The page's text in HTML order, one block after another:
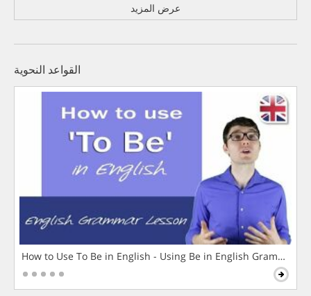
عرض المزيد
القواعد النحوية
How to Use To Be in English - Using Be in English Grammar